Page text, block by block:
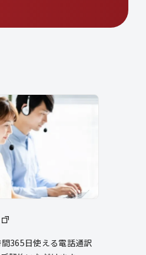
365日使える電話通訳